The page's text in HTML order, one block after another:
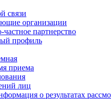
связи
организации
партнерство
профиль
приема
лиц
о результатах